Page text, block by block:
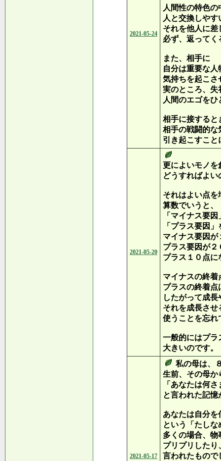
2021-05-24
人間性の特色
人と交換しや
それを他人に差
必ず、返ってく
また、相手に
自分は重要な
気持ちを起こさ
実のところ、失
人間のエゴを
相手に接すると
相手の戦闘的な
引き起こすこと
2021-05-20
更によいモノを
どうすればよ
それはよい点を
算数でいうと、
「マイナス要
「プラス要因
マイナス要因が
プラス要因が２
プラス１０点に
マイナスの終着
プラスの終着点
したがって成
それを成長させ
使うことを忘れ
一般的にはプラ
大きいのです。
2021-05-17
私の母は、
生前、その母か
「あなたは何
と言われた記憶
あなたは自分を
という「たし
多くの場合、物
プリプリしたり
言われたもので